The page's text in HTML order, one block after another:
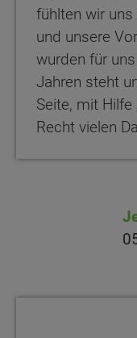
fühlten wir
und unsere
wurden für
Jahren steht
Seite, mit
Recht vielen